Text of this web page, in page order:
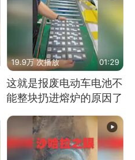
19.9万 次播放 01:29
这就是报废电动车电池不
能整块扔进熔炉的原因了